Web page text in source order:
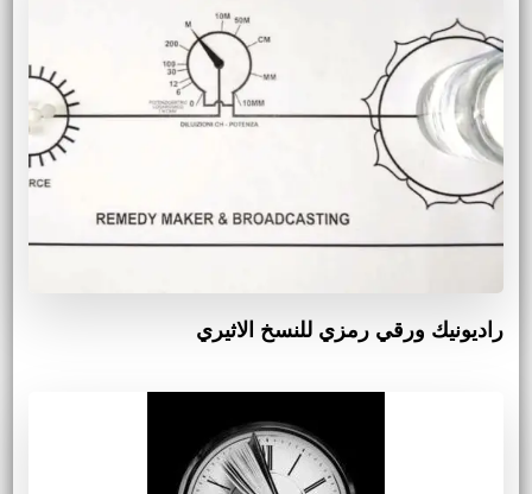
راديونيك ورقي رمزي للنسخ الاثيري